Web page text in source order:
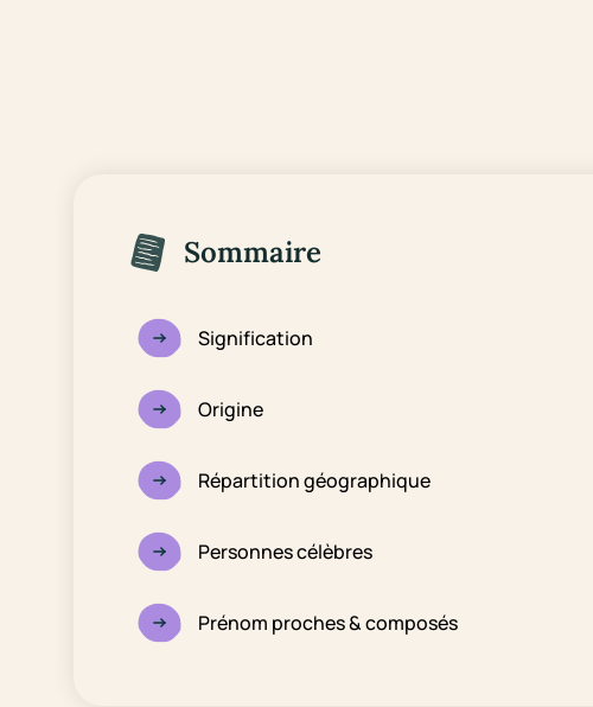
Sommaire
Signification
Origine
Répartition géographique
Personnes célèbres
Prénom proches & composés